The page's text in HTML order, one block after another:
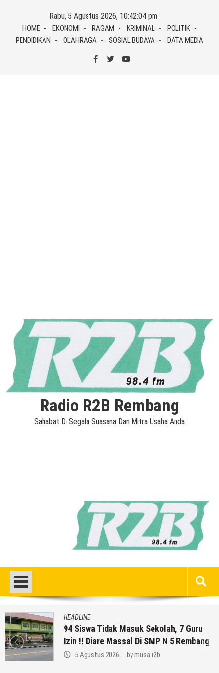
content
Rabu, 5 Agustus 2026, 10:42:04 pm
HOME EKONOMI RAGAM KRIMINAL
POLITIK
PENDIDIKAN
OLAHRAGA SOSIAL BUDAYA DATA MEDIA
Radio R2B Rembang
Sahabat Di Segala Suasana Dan Mitra Usaha Anda
HEADLINE
94 Siswa Tidak Masuk Sekolah, 7 Guru
Izin !! Diare Massal Di SMP N 5 Rembang
5 Agustus 2026 bymusa r2b